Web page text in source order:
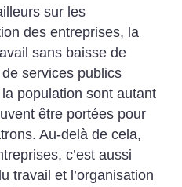
sur les
des entreprises, la
sans baisse de
services publics
population sont autant
être portées pour
Au-delà de cela,
c’est aussi
travail et l’organisation